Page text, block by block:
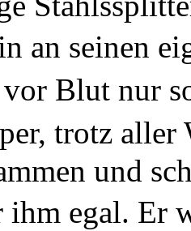
an seinen
Blut nur
trotz aller
und
ihm egal. Er